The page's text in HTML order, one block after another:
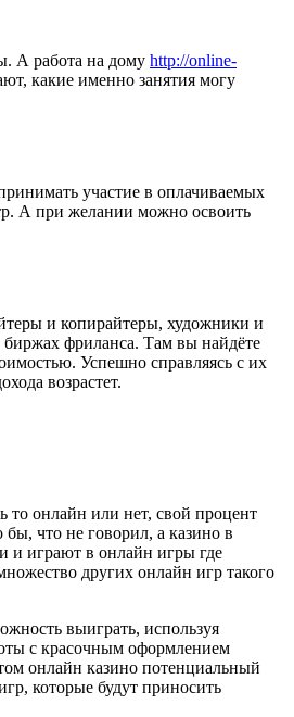
А работа на дому http://online-
какие именно занятия могу
участие в оплачиваемых
А при желании можно освоить
и копирайтеры, художники и
биржах фриланса. Там вы найдёте
Успешно справляясь с их
возрастет.
то онлайн или нет, свой процент
бы, что не говорил, а казино в
и играют в онлайн игры где
других онлайн игр такого
выиграть, используя
с красочным оформлением
онлайн казино потенциальный
которые будут приносить